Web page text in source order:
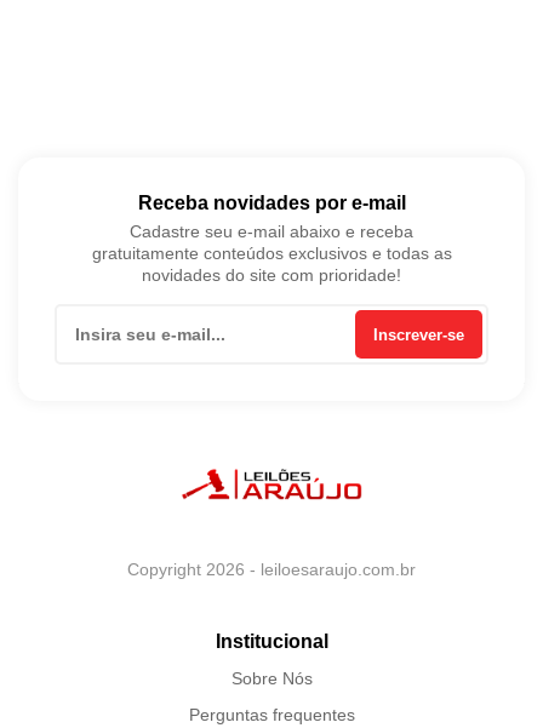
Receba novidades por e-mail
Cadastre seu e-mail abaixo e receba
gratuitamente conteúdos exclusivos e todas as
novidades do site com prioridade!
Inscrever-se
Copyright 2026 - leiloesaraujo.com.br
Institucional
Sobre Nós
Perguntas frequentes